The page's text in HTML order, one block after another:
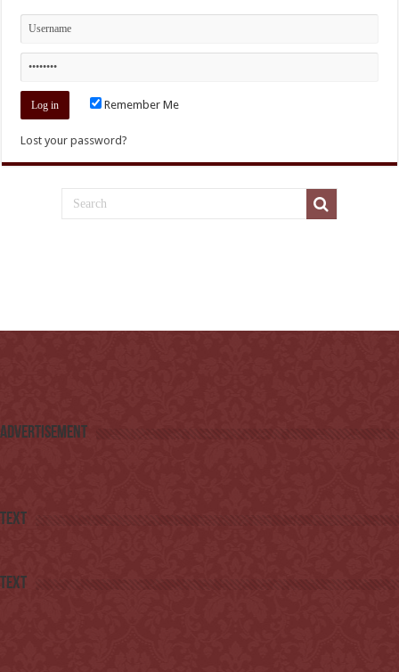
Remember Me
Lost your password?
Advertisement
Text
Text